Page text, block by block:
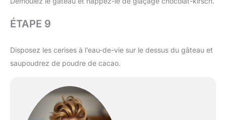
ÉTAPE 9
Disposez les cerises à l’eau-de-vie sur le dessus du gâteau et
saupoudrez de poudre de cacao.